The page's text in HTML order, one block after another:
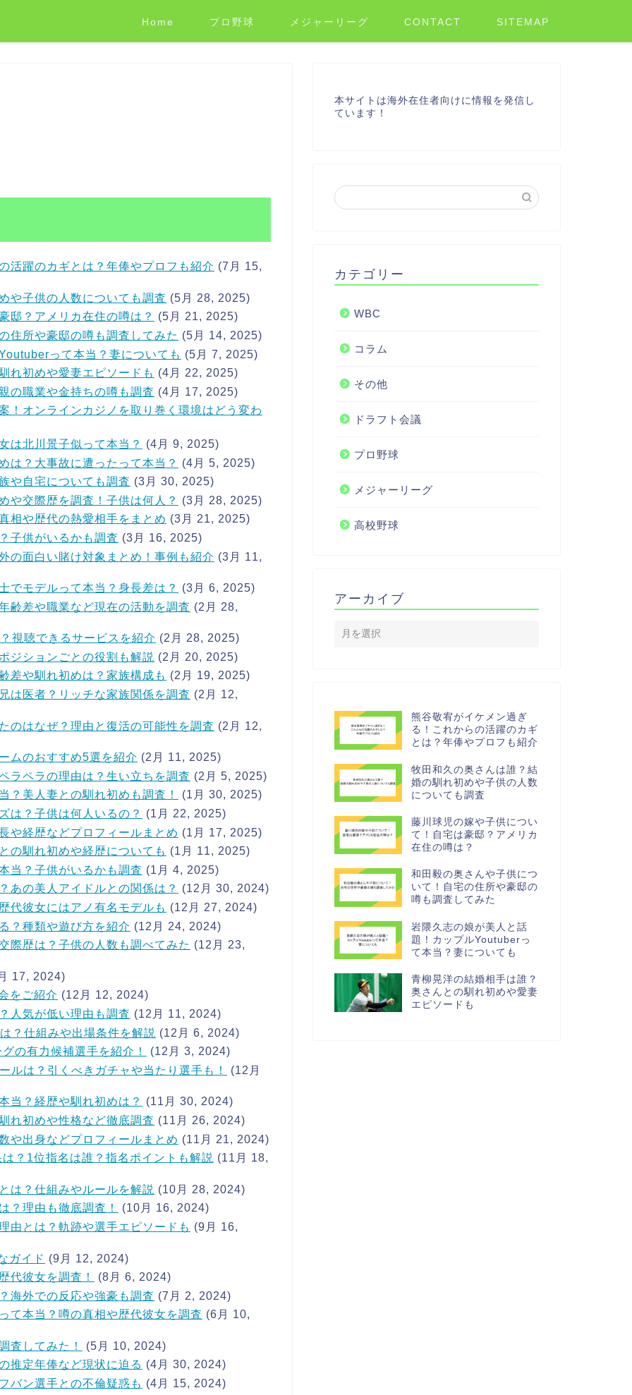
Home プロ野球 メジャーリーグ CONTACT SITEMAP
活躍のカギとは？年俸やプロフも紹介 (7月 15,
や子供の人数についても調査 (5月 28, 2025)
邸？アメリカ在住の噂は？
(5月 21, 2025)
住所や豪邸の噂も調査してみた (5月 14, 2025)
って本当？妻についても (5月 7, 2025)
れ初めや愛妻エピソードも (4月 22, 2025)
の職業や金持ちの噂も調査 (4月 17, 2025)
！オンラインカジノを取り巻く環境はどう変わ
は北川景子似って本当？
(4月 9, 2025)
は？大事故に遭ったって本当？
(4月 5, 2025)
や自宅についても調査 (3月 30, 2025)
や交際歴を調査！子供は何人？
(3月 28, 2025)
相や歴代の熱愛相手をまとめ (3月 21, 2025)
子供がいるかも調査 (3月 16, 2025)
の面白い賭け対象まとめ！事例も紹介 (3月 11,
でモデルって本当？身長差は？
(3月 6, 2025)
齢差や職業など現在の活動を調査 (2月 28,
視聴できるサービスを紹介 (2月 28, 2025)
ジションごとの役割も解説 (2月 20, 2025)
差や馴れ初めは？家族構成も (2月 19, 2025)
は医者？リッチな家族関係を調査 (2月 12,
のはなぜ？理由と復活の可能性を調査 (2月 12,
ムのおすすめ5選を紹介 (2月 11, 2025)
ラペラの理由は？生い立ちを調査 (2月 5, 2025)
？美人妻との馴れ初めも調査！
(1月 30, 2025)
は？子供は何人いるの？
(1月 22, 2025)
や経歴などプロフィールまとめ (1月 17, 2025)
の馴れ初めや経歴についても (1月 11, 2025)
当？子供がいるかも調査 (1月 4, 2025)
あの美人アイドルとの関係は？
(12月 30, 2024)
代彼女にはアノ有名モデルも (12月 27, 2024)
？種類や遊び方を紹介 (12月 24, 2024)
際歴は？子供の人数も調べてみた (12月 23,
17, 2024)
をご紹介 (12月 12, 2024)
人気が低い理由も調査 (12月 11, 2024)
？仕組みや出場条件を解説 (12月 6, 2024)
の有力候補選手を紹介！
(12月 3, 2024)
ルは？引くべきガチャや当たり選手も！
(12月
当？経歴や馴れ初めは？
(11月 30, 2024)
れ初めや性格など徹底調査 (11月 26, 2024)
や出身などプロフィールまとめ (11月 21, 2024)
？1位指名は誰？指名ポイントも解説 (11月 18,
は？仕組みやルールを解説 (10月 28, 2024)
？理由も徹底調査！
(10月 16, 2024)
由とは？軌跡や選手エピソードも (9月 16,
ガイド (9月 12, 2024)
代彼女を調査！
(8月 6, 2024)
海外での反応や強豪も調査 (7月 2, 2024)
て本当？噂の真相や歴代彼女を調査 (6月 10,
査してみた！
(5月 10, 2024)
推定年俸など現状に迫る (4月 30, 2024)
バン選手との不倫疑惑も (4月 15, 2024)
本サイトは海外在住者向けに情報を発信し
ています！
カテゴリー
WBC
コラム
その他
ドラフト会議
プロ野球
メジャーリーグ
高校野球
アーカイブ
熊谷敬宥がイケメン過ぎ
る！これからの活躍のカギ
とは？年俸やプロフも紹介
牧田和久の奥さんは誰？結
婚の馴れ初めや子供の人数
についても調査
藤川球児の嫁や子供につい
て！自宅は豪邸？アメリカ
在住の噂は？
和田毅の奥さんや子供につ
いて！自宅の住所や豪邸の
噂も調査してみた
岩隈久志の娘が美人と話
題！カップルYoutuberっ
て本当？妻についても
青柳晃洋の結婚相手は誰？
奥さんとの馴れ初めや愛妻
エピソードも